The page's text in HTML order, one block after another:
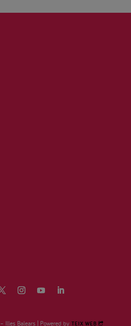
– Illes Balears | Powered by TEIX WEB